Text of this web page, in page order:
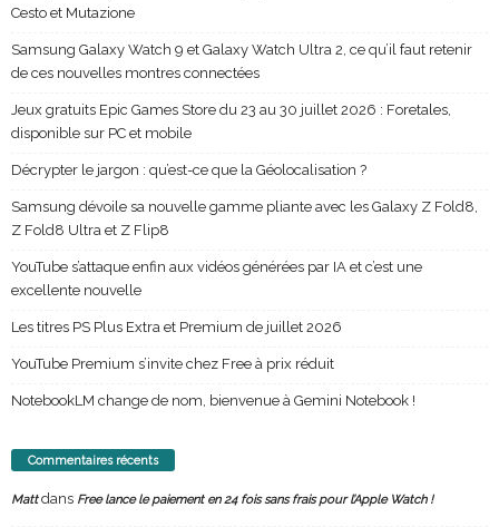
Cesto et Mutazione
Samsung Galaxy Watch 9 et Galaxy Watch Ultra 2, ce qu’il faut retenir
de ces nouvelles montres connectées
Jeux gratuits Epic Games Store du 23 au 30 juillet 2026 : Foretales,
disponible sur PC et mobile
Décrypter le jargon : qu’est-ce que la Géolocalisation ?
Samsung dévoile sa nouvelle gamme pliante avec les Galaxy Z Fold8,
Z Fold8 Ultra et Z Flip8
YouTube s’attaque enfin aux vidéos générées par IA et c’est une
excellente nouvelle
Les titres PS Plus Extra et Premium de juillet 2026
YouTube Premium s’invite chez Free à prix réduit
NotebookLM change de nom, bienvenue à Gemini Notebook !
Commentaires récents
Mattdans Free lance le paiement en 24 fois sans frais pour l’Apple Watch !